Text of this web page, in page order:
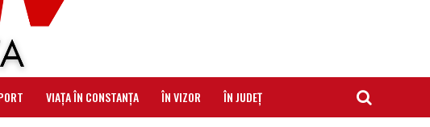
VIAȚA ÎN CONSTANȚA ÎN VIZOR ÎN JUDEȚ